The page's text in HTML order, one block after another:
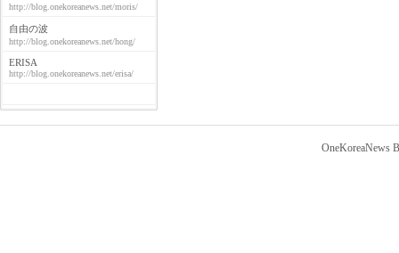
http://blog.onekoreanews.net/moris/
自由の波
http://blog.onekoreanews.net/hong/
ERISA
http://blog.onekoreanews.net/erisa/
OneKoreaNews